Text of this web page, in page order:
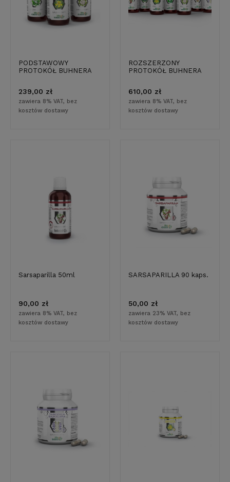
PODSTAWOWY
PROTOKÓŁ BUHNERA
239,00 zł
zawiera 8% VAT, bez
kosztów dostawy
ROZSZERZONY
PROTOKÓŁ BUHNERA
610,00 zł
zawiera 8% VAT, bez
kosztów dostawy
Sarsaparilla 50ml
90,00 zł
zawiera 8% VAT, bez
kosztów dostawy
SARSAPARILLA 90 kaps.
50,00 zł
zawiera 23% VAT, bez
kosztów dostawy